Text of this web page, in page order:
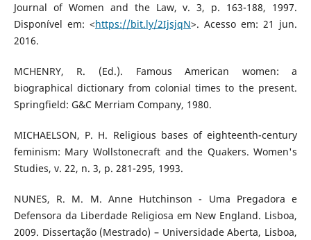
Journal of Women and the Law, v. 3, p. 163-188, 1997.
Disponível em: <https://bit.ly/2IjsjqN>. Acesso em: 21 jun.
2016.
MCHENRY, R. (Ed.). Famous American women: a
biographical dictionary from colonial times to the present.
Springfield: G&C Merriam Company, 1980.
MICHAELSON, P. H. Religious bases of eighteenth-century
feminism: Mary Wollstonecraft and the Quakers. Women's
Studies, v. 22, n. 3, p. 281-295, 1993.
NUNES, R. M. M. Anne Hutchinson - Uma Pregadora e
Defensora da Liberdade Religiosa em New England. Lisboa,
2009. Dissertação (Mestrado) – Universidade Aberta, Lisboa,